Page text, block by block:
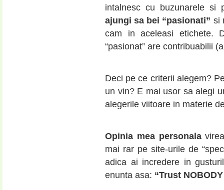
intalnesc cu buzunarele si
ajungi sa bei “pasionati” si
cam in aceleasi etichete.
“pasionat” are contribuabilii
Deci pe ce criterii alegem?
un vin? E mai usor sa alegi
alegerile viitoare in materie
Opinia mea personala
mai rar pe site-urile de
adica ai incredere in
enunta asa: “Trust